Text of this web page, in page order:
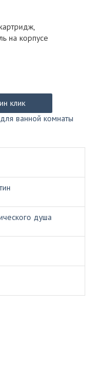
на корпусе
клик
ванной комнаты
душа